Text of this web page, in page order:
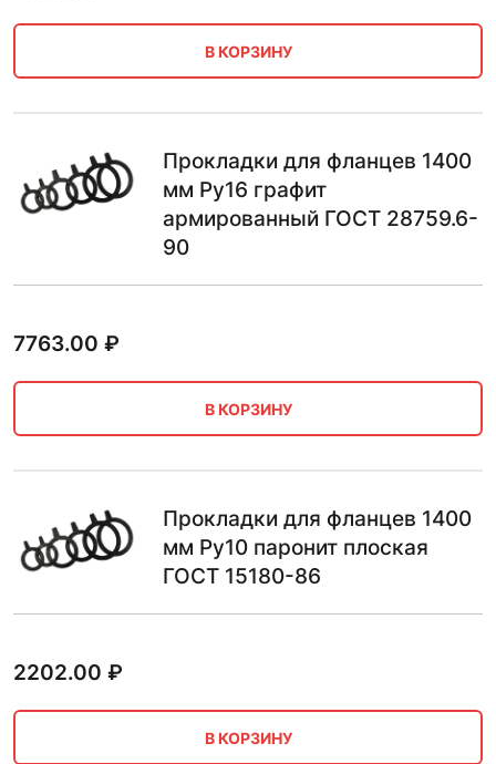
В КОРЗИНУ
Прокладки для фланцев 1400
мм Ру16 графит
армированный ГОСТ 28759.6-
90
7763.00 ₽
В КОРЗИНУ
Прокладки для фланцев 1400
мм Ру10 паронит плоская
ГОСТ 15180-86
2202.00 ₽
В КОРЗИНУ